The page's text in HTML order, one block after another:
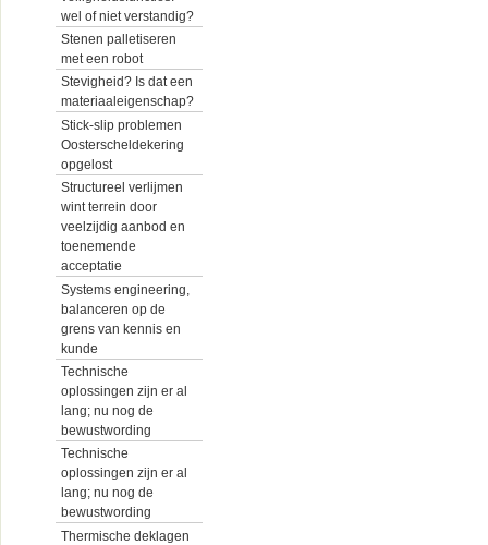
wel of niet verstandig?
Stenen palletiseren
met een robot
Stevigheid? Is dat een
materiaaleigenschap?
Stick-slip problemen
Oosterscheldekering
opgelost
Structureel verlijmen
wint terrein door
veelzijdig aanbod en
toenemende
acceptatie
Systems engineering,
balanceren op de
grens van kennis en
kunde
Technische
oplossingen zijn er al
lang; nu nog de
bewustwording
Technische
oplossingen zijn er al
lang; nu nog de
bewustwording
Thermische deklagen